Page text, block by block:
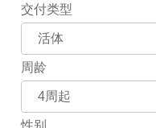
交付类型
周龄
性别